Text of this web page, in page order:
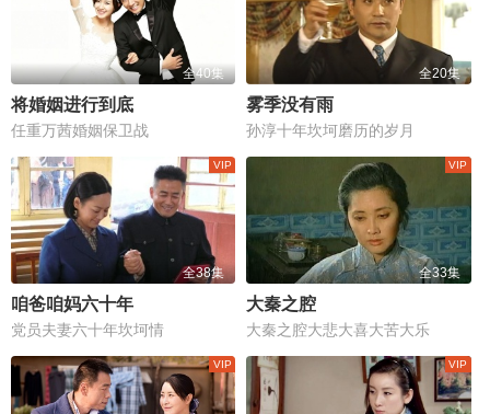
全40集
将婚姻进行到底
任重万茜婚姻保卫战
全20集
雾季没有雨
孙淳十年坎坷磨历的岁月
全38集
咱爸咱妈六十年
党员夫妻六十年坎坷情
全33集
大秦之腔
大秦之腔大悲大喜大苦大乐